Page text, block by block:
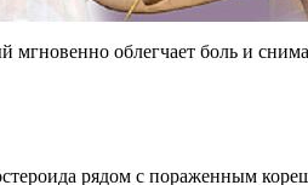
облегчает боль и
рядом с пораженным